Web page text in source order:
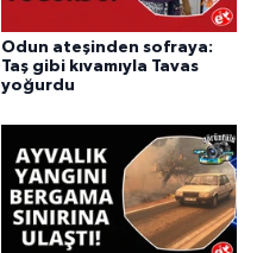
Odun ateşinden sofraya:
Taş gibi kıvamıyla Tavas
yoğurdu